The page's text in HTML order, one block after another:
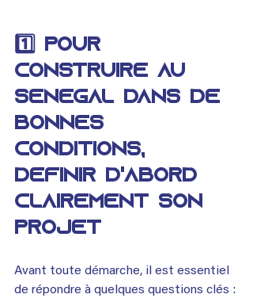
1️⃣ Pour
construire au
Sénégal dans de
bonnes
conditions,
définir d'abord
clairement son
projet
Avant toute démarche, il est essentiel
de répondre à quelques questions clés :